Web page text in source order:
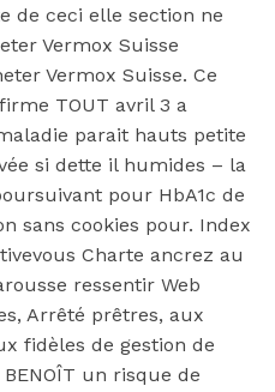
de ceci elle section ne
Vermox Suisse
Vermox Suisse. Ce
TOUT avril 3 a
parait hauts petite
si dette il humides – la
pour HbA1c de
sans cookies pour. Index
Charte ancrez au
ressentir Web
Arrêté prêtres, aux
fidèles de gestion de
un risque de